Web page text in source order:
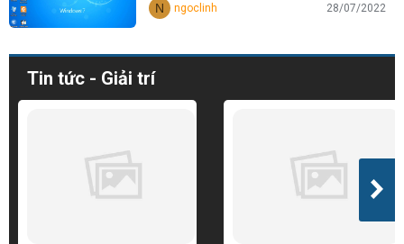
N ngoclinh 28/07/2022
Tin tức - Giải trí